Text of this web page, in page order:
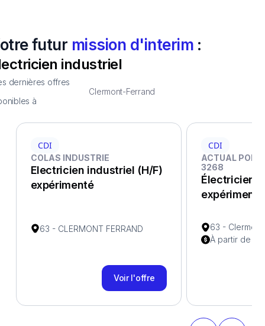
futur mission d'interim :
industriel
dernières offres
à
Clermont-Ferrand
CDI
COLAS INDUSTRIE
Electricien industriel (H/F)
expérimenté
63 - CLERMONT FERRAND
Voir l'offre
CDI
ACTUAL
3268
Électricien
63 -
À partir de